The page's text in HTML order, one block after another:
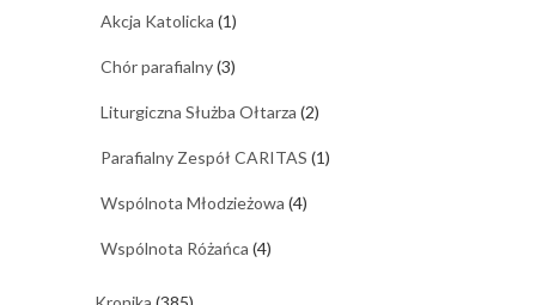
Akcja Katolicka (1)
Chór parafialny(3)
Liturgiczna Służba Ołtarza (2)
Parafialny Zespół CARITAS (1)
Wspólnota Młodzieżowa (4)
Wspólnota Różańca (4)